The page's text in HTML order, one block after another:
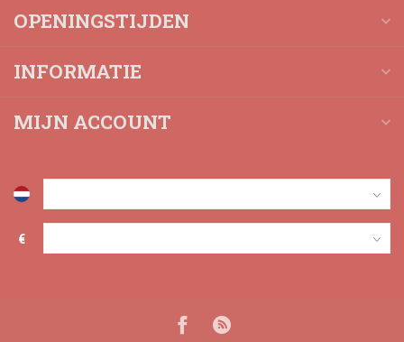
OPENINGSTIJDEN
INFORMATIE
MIJN ACCOUNT
€